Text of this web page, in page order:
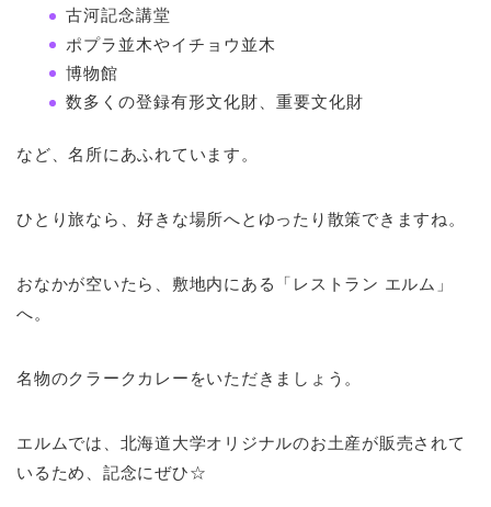
古河記念講堂
ポプラ並木やイチョウ並木
博物館
数多くの登録有形文化財、重要文化財
など、名所にあふれています。
ひとり旅なら、好きな場所へとゆったり散策できますね。
おなかが空いたら、敷地内にある「レストラン エルム」
へ。
名物のクラークカレーをいただきましょう。
エルムでは、北海道大学オリジナルのお土産が販売されて
いるため、記念にぜひ☆